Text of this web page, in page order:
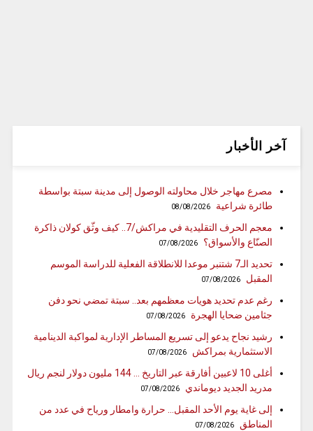
آخر الأخبار
مصرع مهاجر خلال محاولته الوصول إلى مدينة سبتة بواسطة
طائرة شراعية
08/08/2026
معجم الحرف التقليدية في مراكش/7.. كيف وثّق كولان ذاكرة
الصنّاع والأسواق؟
07/08/2026
تحديد الـ7 شتنبر موعدا للانطلاقة الفعلية للدراسة الموسم
المقبل
07/08/2026
رغم عدم تحديد هويات معظمهم بعد.. سبتة تمضي نحو دفن
جثامين ضحايا الهجرة
07/08/2026
رشيد نجاح يدعو إلى تسريع المساطر الإدارية لمواكبة الدينامية
الاستثمارية بمراكش
07/08/2026
أغلى 10 لاعبين أفارقة عبر التاريخ … 144 مليون دولار لنجم ريال
مدريد الجديد ديوماندي
07/08/2026
إلى غاية يوم الأحد المقبل… حرارة وامطار ورياح في عدد من
المناطق
07/08/2026